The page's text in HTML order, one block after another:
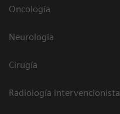
Oncología
Neurología
Cirugía
Radiología intervencionista